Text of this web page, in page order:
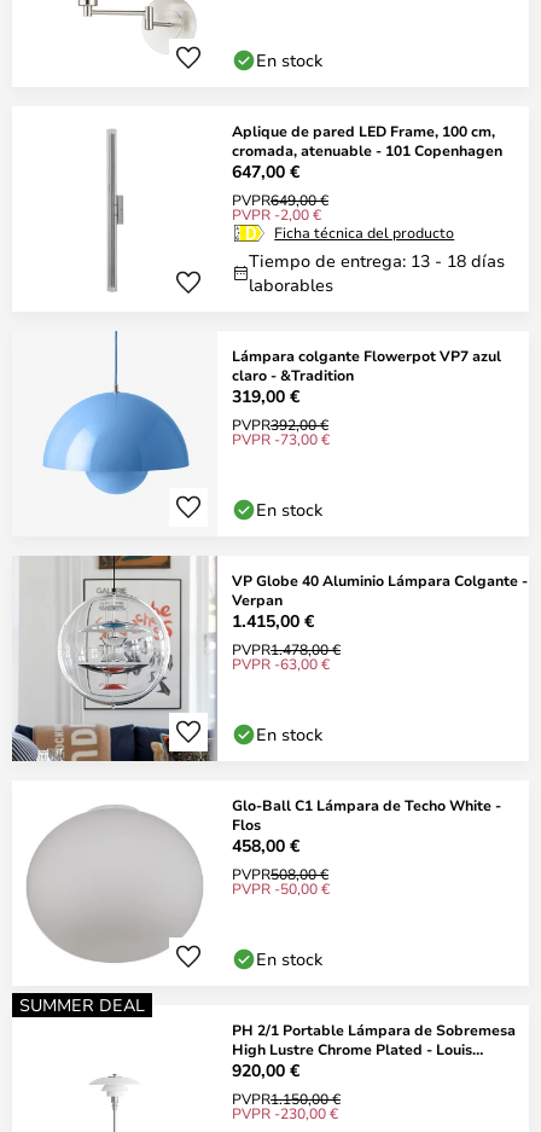
En stock
Aplique de pared LED Frame, 100 cm,
cromada, atenuable - 101 Copenhagen
647,00 €
PVPR649,00 €
PVPR -2,00 €
Ficha técnica del producto
Tiempo de entrega: 13 - 18 días
laborables
Lámpara colgante Flowerpot VP7 azul
claro - &Tradition
319,00 €
PVPR392,00 €
PVPR -73,00 €
En stock
VP Globe 40 Aluminio Lámpara Colgante -
Verpan
1.415,00 €
PVPR1.478,00 €
PVPR -63,00 €
En stock
Glo-Ball C1 Lámpara de Techo White -
Flos
458,00 €
PVPR508,00 €
PVPR -50,00 €
En stock
SUMMER DEAL
PH 2/1 Portable Lámpara de Sobremesa
High Lustre Chrome Plated - Louis
Poulsen
920,00 €
PVPR1.150,00 €
PVPR -230,00 €